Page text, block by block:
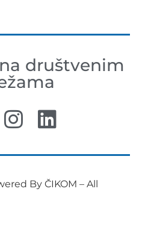
društvenim
By ČIKOM – All